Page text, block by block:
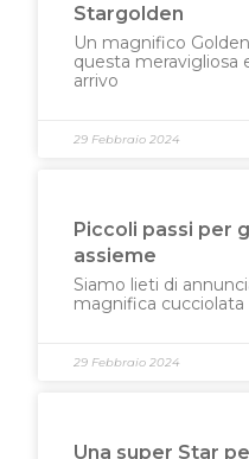
Stargolden
Un magnifico
questa meravigliosa
arrivo
29 Febbraio 2024
Piccoli passi per
assieme
Siamo lieti di
magnifica cucciolata
29 Febbraio 2024
Una super Star